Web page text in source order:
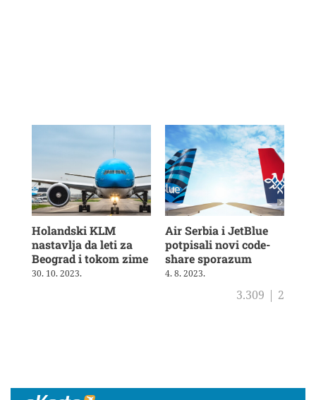
Holandski KLM
nastavlja da leti za
Beograd i tokom zime
30. 10. 2023.
Air Serbia i JetBlue
potpisali novi code-
share sporazum
4. 8. 2023.
3.309 | 2